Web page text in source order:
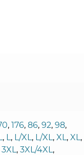
, 176, 86, 92, 98,
, L, L/XL, L/XL, XL, XL,
3XL, 3XL/4XL,